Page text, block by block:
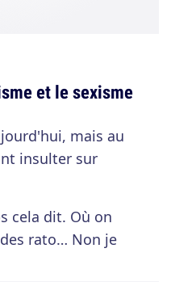
et le sexisme
mais au
insulter sur
cela dit. Où on
rato… Non je